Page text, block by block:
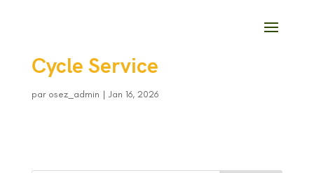
Cycle Service
par osez_admin |Jan 16, 2026